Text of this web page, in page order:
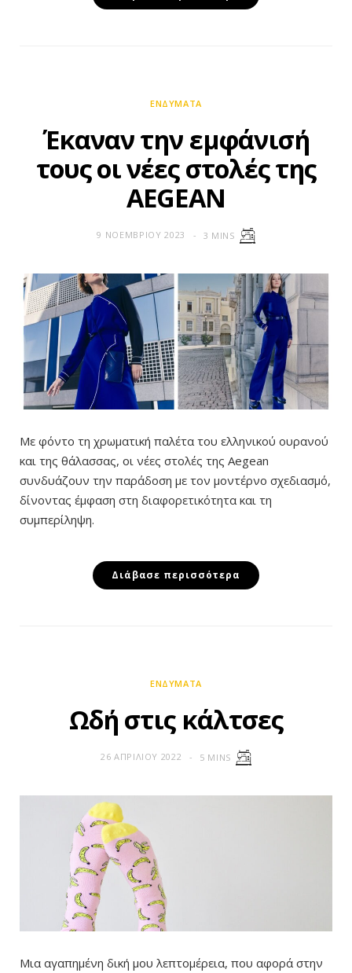
ΕΝΔΎΜΑΤΑ
Έκαναν την εμφάνισή
τους οι νέες στολές της
AEGEAN
9 ΝΟΕΜΒΡΊΟΥ 2023 3 MINS
Με φόντο τη χρωματική παλέτα του ελληνικού ουρανού
και της θάλασσας, οι νέες στολές της Aegean
συνδυάζουν την παράδοση με τον μοντέρνο σχεδιασμό,
δίνοντας έμφαση στη διαφορετικότητα και τη
συμπερίληψη.
Διάβασε περισσότερα
ΕΝΔΎΜΑΤΑ
Ωδή στις κάλτσες
26 ΑΠΡΙΛΊΟΥ 2022 5 MINS
Μια αγαπημένη δική μου λεπτομέρεια, που αφορά στην